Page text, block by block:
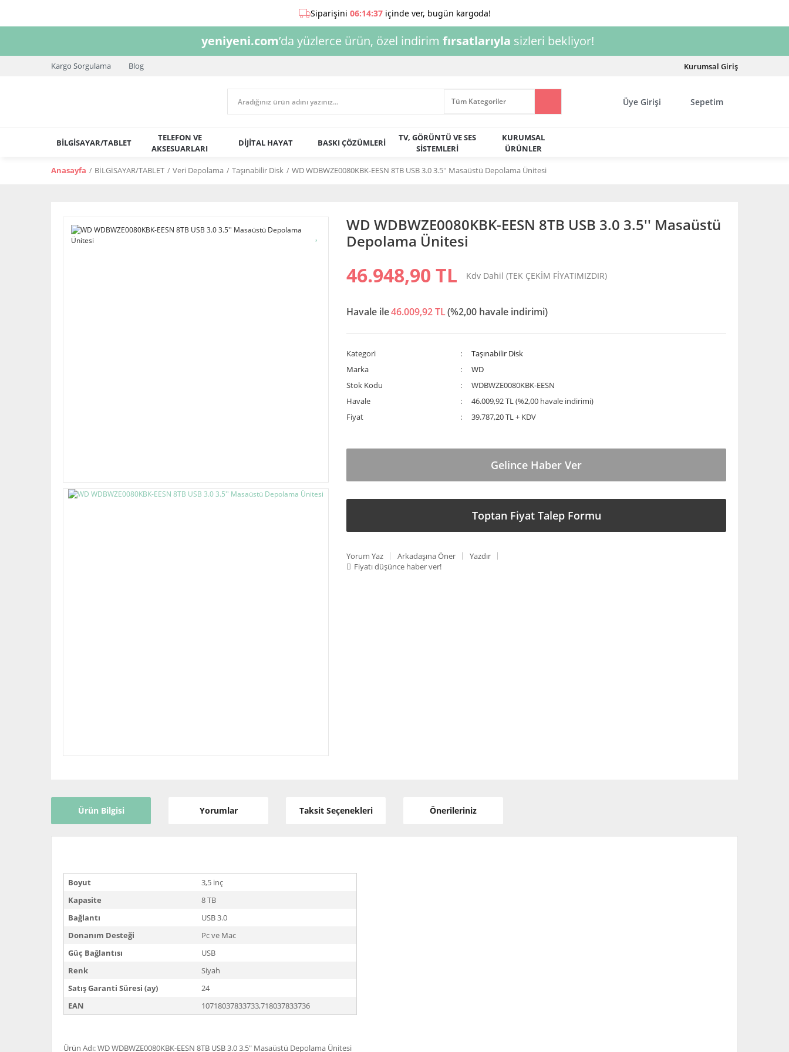
yeniyeni.com’da yüzlerce ürün, özel indirim fırsatlarıyla sizleri bekliyor!
Kargo Sorgulama Blog Kurumsal Giriş
Üye Girişi Sepetim
BİLGİSAYAR/TABLET
TELEFON VE
AKSESUARLARI
DİJİTAL HAYAT BASKI ÇÖZÜMLERİ
TV, GÖRÜNTÜ VE SES
SİSTEMLERİ
KURUMSAL
ÜRÜNLER
Anasayfa BİLGİSAYAR/TABLET Veri Depolama Taşınabilir Disk WD WDBWZE0080KBK-EESN 8TB USB 3.0 3.5'' Masaüstü Depolama Ünitesi
WD WDBWZE0080KBK-EESN 8TB USB 3.0 3.5'' Masaüstü
Depolama Ünitesi
46.948,90 TL Kdv Dahil (TEK ÇEKİM FİYATIMIZDIR)
Havale ile46.009,92 TL(%2,00 havale indirimi)
Kategori
Taşınabilir Disk
Marka
WD
Stok Kodu
WDBWZE0080KBK-EESN
Havale
46.009,92 TL (%2,00 havale indirimi)
Fiyat
39.787,20 TL + KDV
Gelince Haber Ver
Toptan Fiyat Talep Formu
Yorum Yaz Arkadaşına Öner
Yazdır
Fiyatı düşünce haber ver!
Ürün Bilgisi Yorumlar Taksit Seçenekleri Önerileriniz
Boyut
3,5 inç
Kapasite
8 TB
Bağlantı
USB 3.0
Donanım Desteği
Pc ve Mac
Güç Bağlantısı
USB
Renk
Siyah
Satış Garanti Süresi (ay)
24
EAN
10718037833733,718037833736
Ürün Adı: WD WDBWZE0080KBK-EESN 8TB USB 3.0 3.5" Masaüstü Depolama Ünitesi